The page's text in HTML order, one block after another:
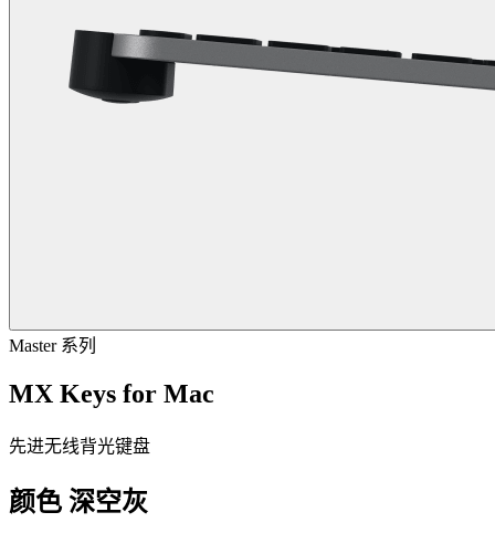
Master 系列
MX Keys for Mac
先进无线背光键盘
颜色 深空灰